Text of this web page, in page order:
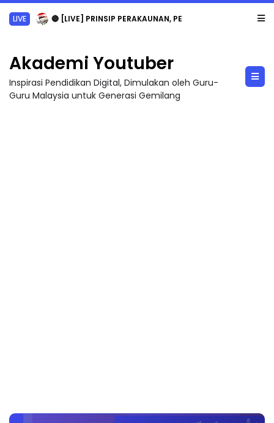
LIVE 🔴 [LIVE] PRINSIP PERAKAUNAN, PECUT SKOR SOALAN 1 TRIAL OLEH CIKGU WAN...
Akademi Youtuber
Inspirasi Pendidikan Digital, Dimulakan oleh Guru-
Guru Malaysia untuk Generasi Gemilang